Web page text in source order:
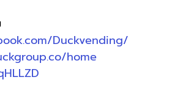
Duckvending/
home